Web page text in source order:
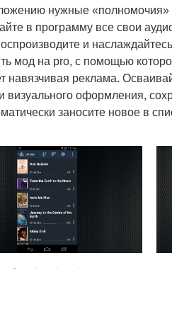
нужные
в программу все свои
и
мод на pro, с помощью
навязчивая реклама.
визуального оформления,
заносите новое в